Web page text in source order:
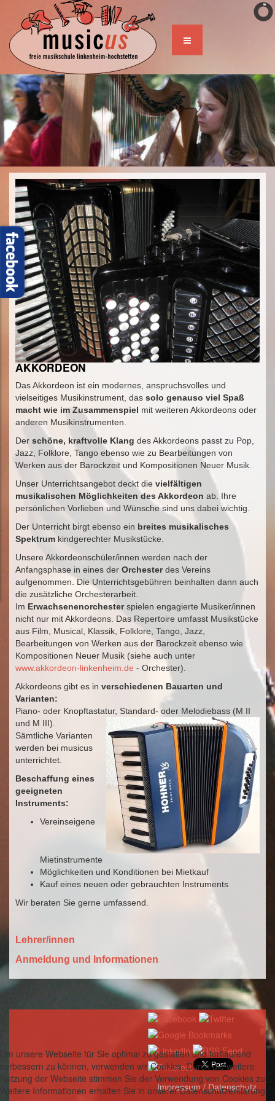
Keltische Harfe
AKKORDEON
Das Akkordeon ist ein modernes, anspruchsvolles und
vielseitiges Musikinstrument, das solo genauso viel Spaß
macht wie im Zusammenspiel mit weiteren Akkordeons oder
anderen Musikinstrumenten.
Der schöne, kraftvolle Klang des Akkordeons passt zu Pop,
Jazz, Folklore, Tango ebenso wie zu Bearbeitungen von
Werken aus der Barockzeit und Kompositionen Neuer Musik.
Unser Unterrichtsangebot deckt die vielfältigen
musikalischen Möglichkeiten des Akkordeon ab. Ihre
persönlichen Vorlieben und Wünsche sind uns dabei wichtig.
Der Unterricht birgt ebenso ein breites musikalisches
Spektrum kindgerechter Musikstücke.
Unsere Akkordeonschüler/innen werden nach der
Anfangsphase in eines der Orchesterdes Vereins
aufgenommen. Die Unterrichtsgebühren beinhalten dann auch
die zusätzliche Orchesterarbeit.
Im Erwachsenenorchesterspielen engagierte Musiker/innen
nicht nur mit Akkordeons. Das Repertoire umfasst Musikstücke
aus Film, Musical, Klassik, Folklore, Tango, Jazz,
Bearbeitungen von Werken aus der Barockzeit ebenso wie
Kompositionen Neuer Musik (siehe auch unter
www.akkordeon-linkenheim.de - Orchester).
Akkordeons gibt es in verschiedenen Bauarten und
Varianten:
Piano- oder Knopftastatur, Standard- oder Melodiebass (M II
und M III).
Sämtliche Varianten
werden bei musicus
unterrichtet.
Beschaffung eines
geeigneten
Instruments:
Vereinseigene
Mietinstrumente
Möglichkeiten und Konditionen bei Mietkauf
Kauf eines neuen oder gebrauchten Instruments
Wir beraten Sie gerne umfassend.
Lehrer/innen
Anmeldung und Informationen
Impressum / Datenschutz
Um unsere Webseite für Sie optimal zu gestalten und fortlaufend
verbessern zu können, verwenden wir Cookies. Durch die weitere
Nutzung der Webseite stimmen Sie der Verwendung von Cookies zu.
Weitere Informationen erhalten Sie in unserer Datenschutzerklärung.